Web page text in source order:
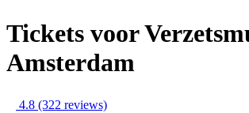
Tickets voor
Amsterdam
4.8 (322 reviews)